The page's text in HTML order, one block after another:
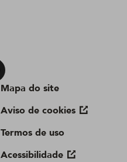
Mapa do site
Aviso de cookies
Termos de uso
Acessibilidade